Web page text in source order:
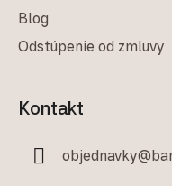
Blog
Odstúpenie od zmluvy
Kontakt
objednavky@